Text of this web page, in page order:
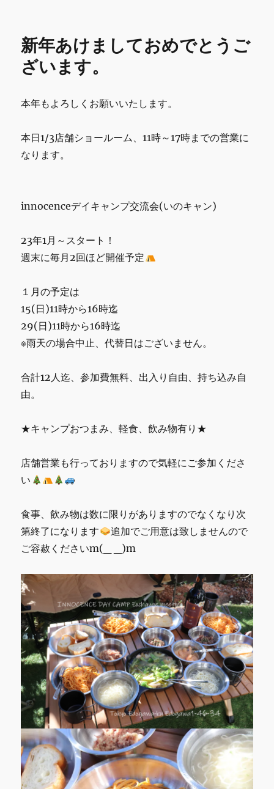
o
k
ら
チ
新年あけましておめでとうご
ざいます。
本年もよろしくお願いいたします。
本日1/3店舗ショールーム、11時～17時までの営業に
なります。
innocenceデイキャンプ交流会(いのキャン)
23年1月～スタート！
週末に毎月2回ほど開催予定
１月の予定は
15(日)11時から16時迄
29(日)11時から16時迄
※雨天の場合中止、代替日はございません。
合計12人迄、参加費無料、出入り自由、持ち込み自
由。
★キャンプおつまみ、軽食、飲み物有り★
店舗営業も行っておりますので気軽にご参加くださ
い
食事、飲み物は数に限りがありますのでなくなり次
第終了になります
追加でご用意は致しませんので
ご容赦くださいm(_ _)m